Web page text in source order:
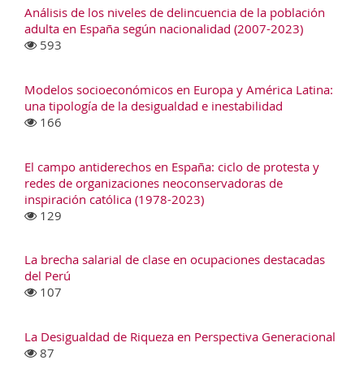
Análisis de los niveles de delincuencia de la población
adulta en España según nacionalidad (2007-2023)
593
Modelos socioeconómicos en Europa y América Latina:
una tipología de la desigualdad e inestabilidad
166
El campo antiderechos en España: ciclo de protesta y
redes de organizaciones neoconservadoras de
inspiración católica (1978-2023)
129
La brecha salarial de clase en ocupaciones destacadas
del Perú
107
La Desigualdad de Riqueza en Perspectiva Generacional
87